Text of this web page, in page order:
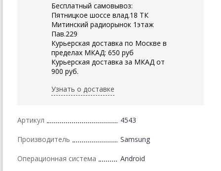
Бесплатный самовывоз:
Пятницкое шоссе влад.18 ТК
Митинский радиорынок 1этаж
Пав.229
Курьерская доставка по Москве в
пределах МКАД: 650 руб
Курьерская доставка за МКАД от
900 руб.
Узнать о доставке
Артикул 4543
Производитель Samsung
Операционная система Android